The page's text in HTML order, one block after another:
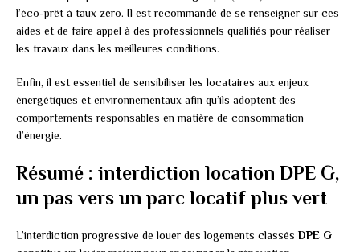
l’éco-prêt à taux zéro. Il est recommandé de se renseigner sur ces
aides et de faire appel à des professionnels qualifiés pour réaliser
les travaux dans les meilleures conditions.
Enfin, il est essentiel de sensibiliser les locataires aux enjeux
énergétiques et environnementaux afin qu’ils adoptent des
comportements responsables en matière de consommation
d’énergie.
Résumé : interdiction location DPE G,
un pas vers un parc locatif plus vert
L’interdiction progressive de louer des logements classés DPE G